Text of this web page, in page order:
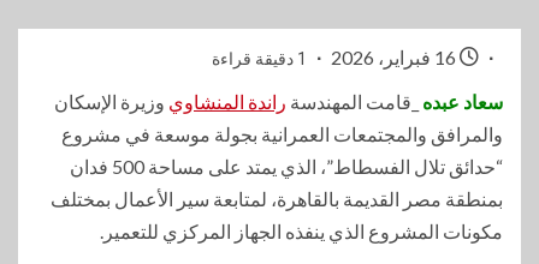
1 دقيقة قراءة
سعاد عبده _قامت المهندسة راندة المنشاوي وزيرة الإسكان
والمرافق والمجتمعات العمرانية بجولة موسعة في مشروع
“حدائق تلال الفسطاط”، الذي يمتد على مساحة 500 فدان
بمنطقة مصر القديمة بالقاهرة، لمتابعة سير الأعمال بمختلف
مكونات المشروع الذي ينفذه الجهاز المركزي للتعمير.